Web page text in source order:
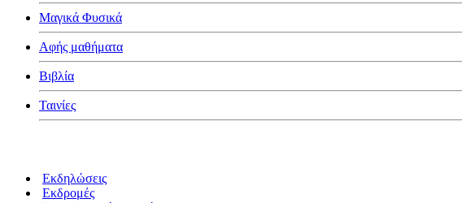
Μαγικά Φυσικά
Αφής μαθήματα
Βιβλία
Ταινίες
Εκδηλώσεις
Εκδρομές